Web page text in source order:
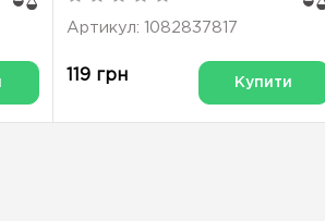
Артикул: 1082837817
119 грн Купити